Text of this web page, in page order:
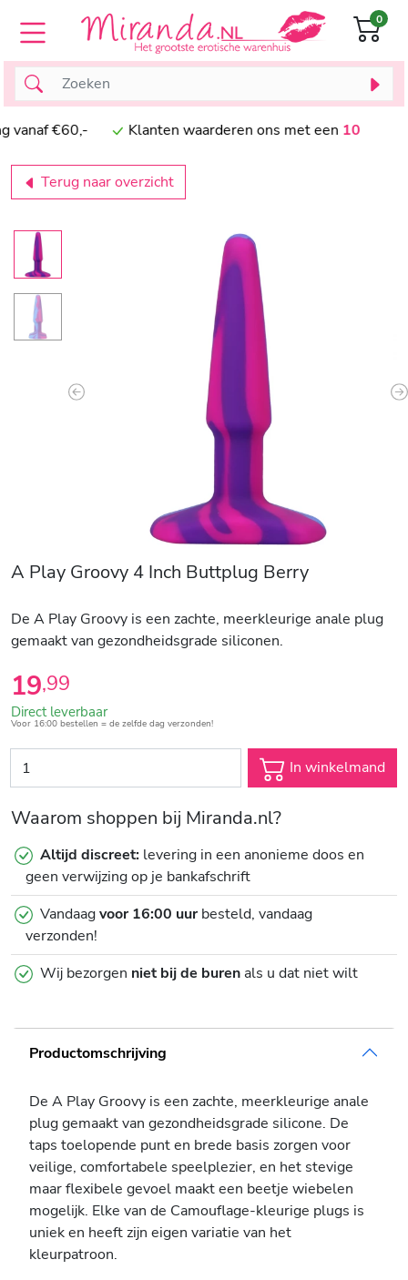
€60,- Klanten waarderen ons met een10
0
Terug naar overzicht
Previous
A Play Groovy 4 Inch Buttplug Berry
De A Play Groovy is een zachte, meerkleurige anale plug
gemaakt van gezondheidsgrade siliconen.
19,99
Direct leverbaar
Voor 16:00 bestellen = de zelfde dag verzonden!
In winkelmand
Waarom shoppen bij Miranda.nl?
Altijd discreet: levering in een anonieme doos en
geen verwijzing op je bankafschrift
Vandaagvoor 16:00 uurbesteld, vandaag
verzonden!
Wij bezorgen niet bij de burenals u dat niet wilt
Productomschrijving
De A Play Groovy is een zachte, meerkleurige anale
plug gemaakt van gezondheidsgrade silicone. De
taps toelopende punt en brede basis zorgen voor
veilige, comfortabele speelplezier, en het stevige
maar flexibele gevoel maakt een beetje wiebelen
mogelijk. Elke van de Camouflage-kleurige plugs is
uniek en heeft zijn eigen variatie van het
kleurpatroon.